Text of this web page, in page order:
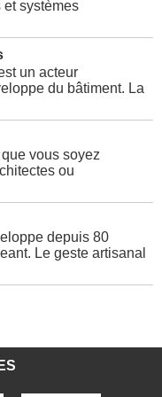
systèmes
un acteur
du bâtiment. La
vous soyez
ou
depuis 80
Le geste artisanal